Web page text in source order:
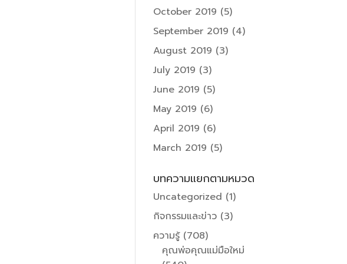
October 2019 (5)
September 2019 (4)
August 2019 (3)
July 2019 (3)
June 2019 (5)
May 2019 (6)
April 2019 (6)
March 2019 (5)
บทความแยกตามหมวด
Uncategorized (1)
กิจกรรมและข่าว (3)
ความรู้(708)
คุณพ่อคุณแม่มือใหม่